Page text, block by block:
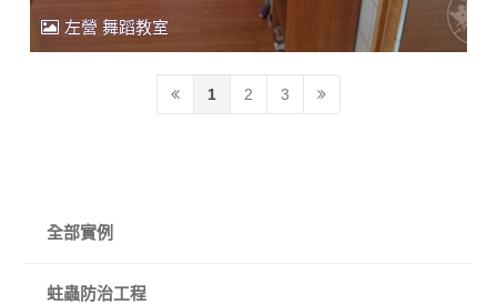
左營 舞蹈教室
1 2 3
全部實例
蛀蟲防治工程